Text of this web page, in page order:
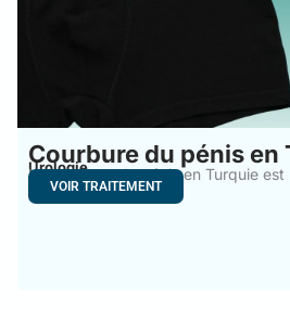
Courbure du pénis en
Urologie
La courbure du pénis en Turquie
VOIR TRAITEMENT